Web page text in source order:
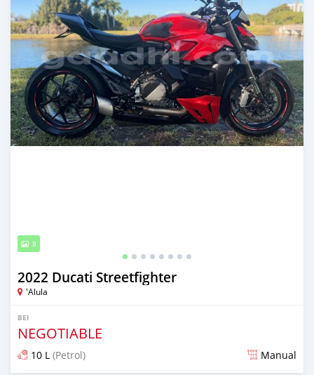
8
2022 Ducati Streetfighter
'Alula
BEI
NEGOTIABLE
10 L (Petrol) Manual